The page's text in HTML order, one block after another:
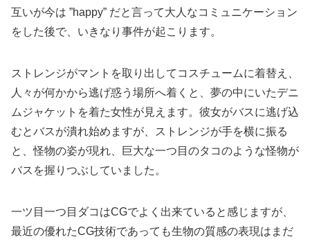
互いが今は ”happy” だと言って大人なコミュニケーション
をした後で、いきなり事件が起こります。
ストレンジがマントを取り出してコスチュームに着替え、
人々が何かから逃げ惑う場所へ着くと、夢の中にいたデニ
ムジャケットを着た女性が見えます。彼女がバスに逃げ込
むとバスが潰れ始めますが、ストレンジが手を横に振る
と、怪物の姿が現れ、巨大な一つ目のタコのような怪物が
バスを握りつぶしていました。
一ツ目一つ目ダコはCGでよく出来ていると感じますが、
最近の優れたCG技術であっても生物の質感の表現はまだ